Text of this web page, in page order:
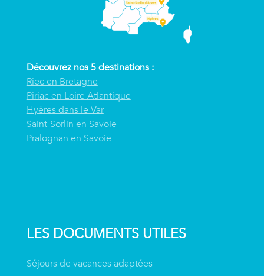
Découvrez nos 5 destinations :
Riec en Bretagne
Piriac en Loire Atlantique
Hyères dans le Var
Saint-Sorlin en Savoie
Pralognan en Savoie
LES DOCUMENTS UTILES
Séjours de vacances adaptées